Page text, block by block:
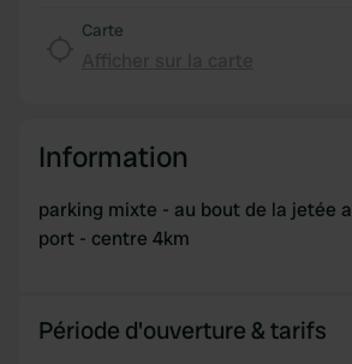
We use cookies to personalise content
provided to them or that they’ve
of their services.
Carte
Information
parking mixte - au bout de la jetée
port - centre 4km
Période d'ouverture & tarifs